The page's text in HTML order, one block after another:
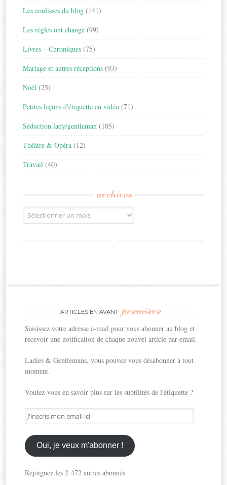
Les coulisses du blog (141)
Les règles ont changé (99)
Livres – Chroniques (75)
Mariage et autres réceptions (93)
Noël (25)
Petites leçons d'étiquette en vidéo (71)
Séduction lady/gentleman (105)
Théâtre & Opéra (12)
Travail (40)
archives
Archives
ARTICLES EN AVANT première
Saisissez votre adresse e-mail pour vous abonner au blog et
recevoir une notification de chaque nouvel article par email.
Ladies & Gentlemans, vous pouvez vous désabonner à tout
moment.
Voulez-vous en savoir plus sur les subtilités de l'étiquette ?
J'inscris
mon
email
ici
Oui, je veux m'abonner !
Rejoignez les 2 472 autres abonnés